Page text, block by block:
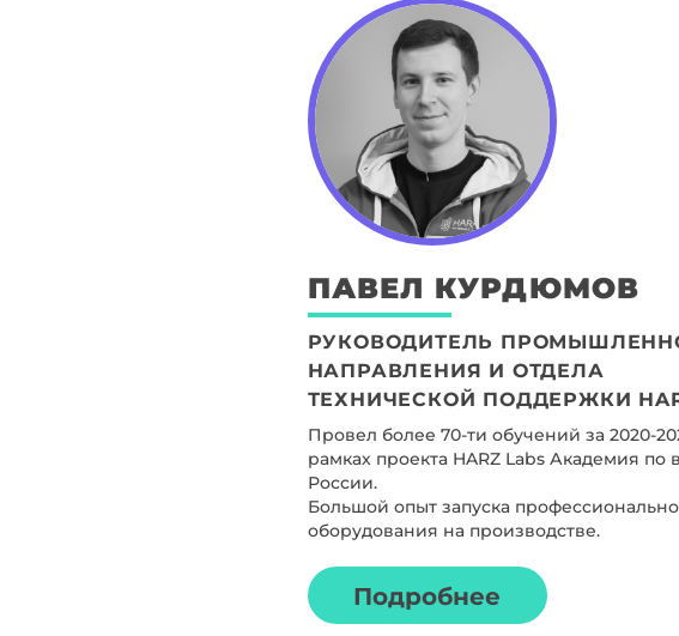
ПАВЕЛ КУРДЮМОВ
РУКОВОДИТЕЛЬ
НАПРАВЛЕНИЯ И ОТДЕЛА
ТЕХНИЧЕСКОЙ ПОДДЕРЖКИ
Провел более 70-ти обучений за 2020-
рамках проекта HARZ Labs Академия по
России.
Большой опыт запуска
оборудования на производстве.
Подробнее